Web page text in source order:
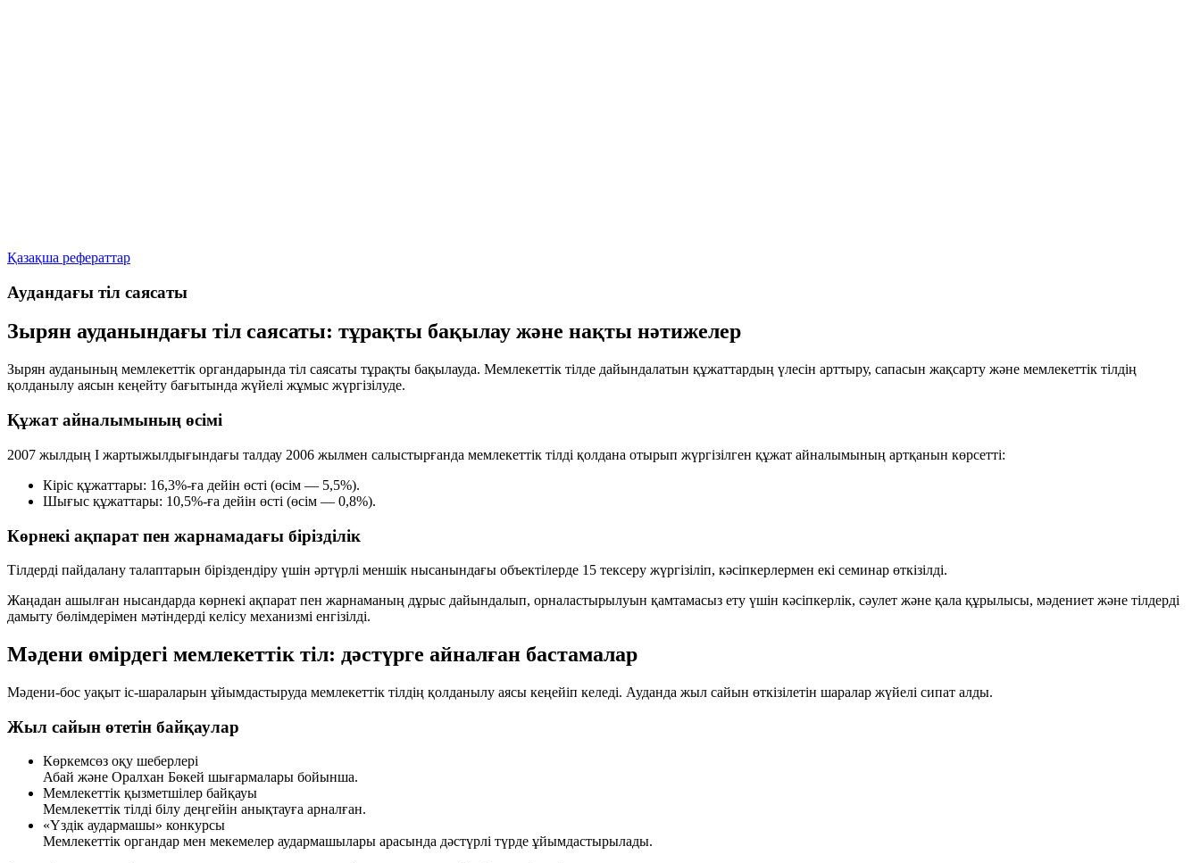
Қазақша рефераттар
Аудандағы тіл саясаты
Зырян ауданындағы тіл саясаты: тұрақты бақылау және нақты нәтижелер
Зырян ауданының мемлекеттік органдарында тіл саясаты тұрақты бақылауда. Мемлекеттік тілде дайындалатын құжаттардың үлесін арттыру, сапасын жақсарту және мемлекеттік тілдің
қолданылу аясын кеңейту бағытында жүйелі жұмыс жүргізілуде.
Құжат айналымының өсімі
2007 жылдың I жартыжылдығындағы талдау 2006 жылмен салыстырғанда мемлекеттік тілді қолдана отырып жүргізілген құжат айналымының артқанын көрсетті:
Кіріс құжаттары: 16,3%-ға дейін өсті (өсім — 5,5%).
Шығыс құжаттары: 10,5%-ға дейін өсті (өсім — 0,8%).
Көрнекі ақпарат пен жарнамадағы бірізділік
Тілдерді пайдалану талаптарын біріздендіру үшін әртүрлі меншік нысанындағы объектілерде 15 тексеру жүргізіліп, кәсіпкерлермен екі семинар өткізілді.
Жаңадан ашылған нысандарда көрнекі ақпарат пен жарнаманың дұрыс дайындалып, орналастырылуын қамтамасыз ету үшін кәсіпкерлік, сәулет және қала құрылысы, мәдениет және тілдерді
дамыту бөлімдерімен мәтіндерді келісу механизмі енгізілді.
Мәдени өмірдегі мемлекеттік тіл: дәстүрге айналған бастамалар
Мәдени-бос уақыт іс-шараларын ұйымдастыруда мемлекеттік тілдің қолданылу аясы кеңейіп келеді. Ауданда жыл сайын өткізілетін шаралар жүйелі сипат алды.
Жыл сайын өтетін байқаулар
Көркемсөз оқу шеберлері
Абай және Оралхан Бөкей шығармалары бойынша.
Мемлекеттік қызметшілер байқауы
Мемлекеттік тілді білу деңгейін анықтауға арналған.
«Үздік аудармашы» конкурсы
Мемлекеттік органдар мен мекемелер аудармашылары арасында дәстүрлі түрде ұйымдастырылады.